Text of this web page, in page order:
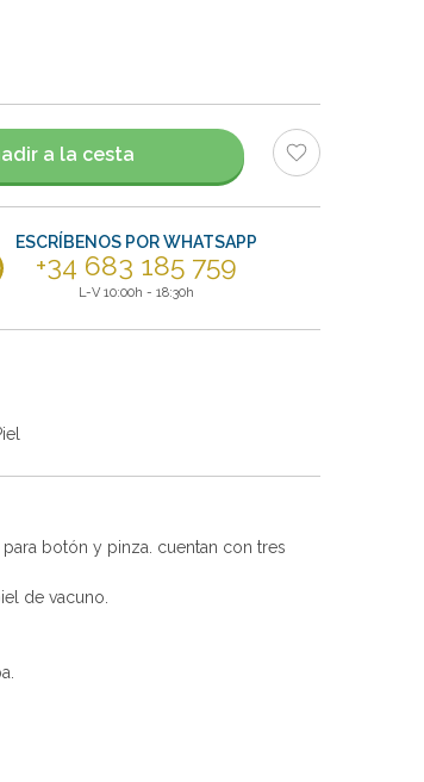
a la cesta
ESCRÍBENOS POR WHATSAPP
+34 683 185 759
L-V 10:00h - 18:30h
botón y pinza. cuentan con tres
de vacuno.